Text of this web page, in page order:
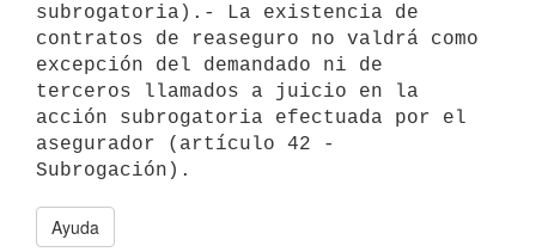
subrogatoria).- La existencia de
contratos de reaseguro no valdrá como
excepción del demandado ni de
terceros llamados a juicio en la
acción subrogatoria efectuada por el
asegurador (artículo 42 -
Subrogación).
Ayuda